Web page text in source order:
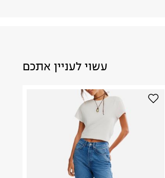
עשוי לעניין אתכם